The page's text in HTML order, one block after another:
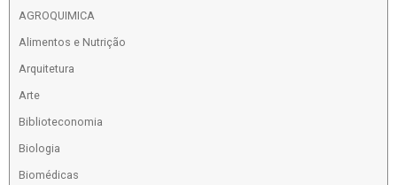
AGROQUIMICA
Alimentos e Nutrição
Arquitetura
Arte
Biblioteconomia
Biologia
Biomédicas